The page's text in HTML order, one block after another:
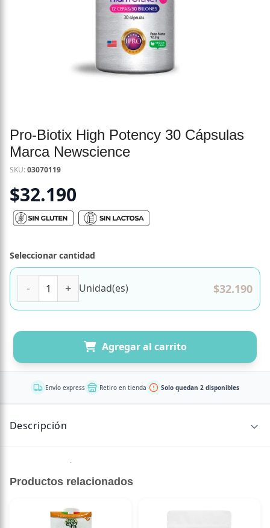
Pro-Biotix High Potency 30 Cápsulas
Marca Newscience
SKU:03070119
$32.190
Seleccionar cantidad
Unidad(es) $32.190
Agregar al carrito
Envío express Retiro en tienda Solo quedan 2 disponibles
Descripción
Sin descripción disponible.
Productos relacionados